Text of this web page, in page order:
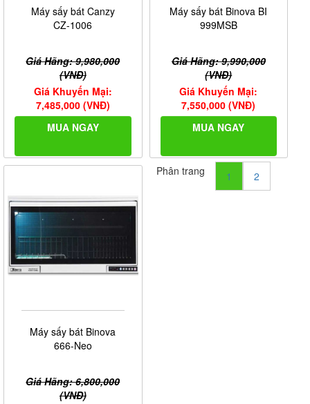
Máy sấy bát Canzy
CZ-1006
Giá Hãng: 9,980,000
(VNĐ)
Giá Khuyến Mại:
7,485,000 (VNĐ)
MUA NGAY
Máy sấy bát Binova BI
999MSB
Giá Hãng: 9,990,000
(VNĐ)
Giá Khuyến Mại:
7,550,000 (VNĐ)
MUA NGAY
Máy sấy bát Binova
666-Neo
Giá Hãng: 6,800,000
(VNĐ)
Phân trang 1 2